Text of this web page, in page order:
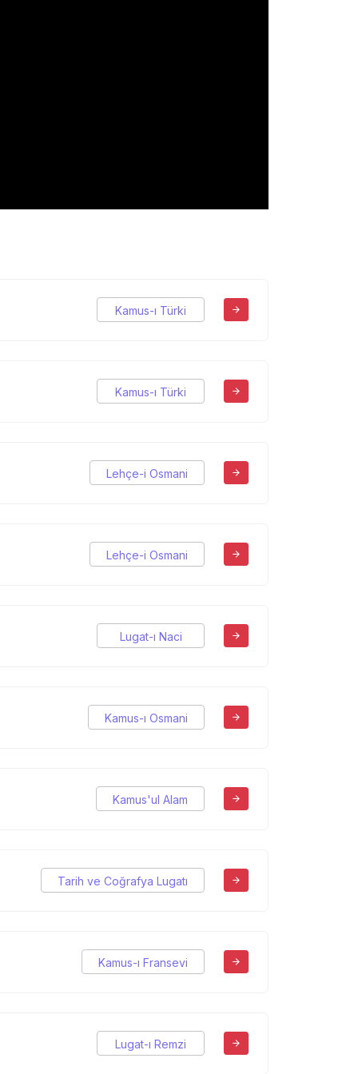
Kamus-ı Türki
Kamus-ı Türki
Lehçe-i Osmani
Lehçe-i Osmani
Lugat-ı Naci
Kamus-ı Osmani
Kamus'ul Alam
Tarih ve Coğrafya Lugatı
Kamus-ı Fransevi
Lugat-ı Remzi